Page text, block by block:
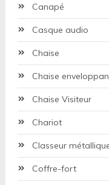
Canapé
Casque audio
Chaise
Chaise
Chaise Visiteur
Chariot
Classeur
Coffre-fort